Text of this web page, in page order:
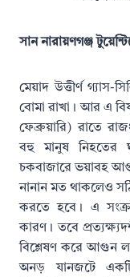
সান নারায়ণগঞ্জ
মেয়াদ উত্তীর্ণ গ্যাস-
বোমা রাখা। আর এ
ফেব্রুয়ারি) রাতে
বহু মানুষ নিহতের
চকবাজারে ভয়াবহ
নানান মত থাকলেও
করতে হবে। এ
কারণ। তবে
বিশ্লেষণ করে আগুন
অনড় যানজটে